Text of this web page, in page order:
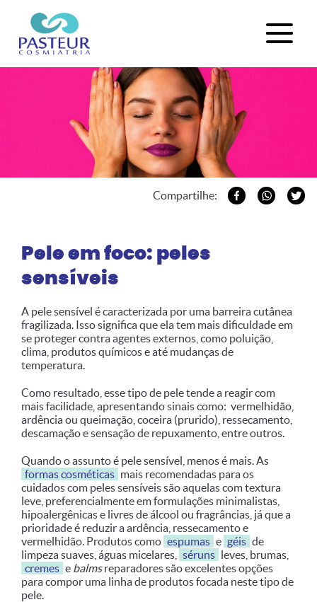
Compartilhe:
Pele em foco: peles
sensíveis
A pele sensível é caracterizada por uma barreira cutânea
fragilizada. Isso significa que ela tem mais dificuldade em
se proteger contra agentes externos, como poluição,
clima, produtos químicos e até mudanças de
temperatura.
Como resultado, esse tipo de pele tende a reagir com
mais facilidade, apresentando sinais como: vermelhidão,
ardência ou queimação, coceira (prurido), ressecamento,
descamação e sensação de repuxamento, entre outros.
Quando o assunto é pele sensível, menos é mais. As
formas cosméticas mais recomendadas para os
cuidados com peles sensíveis são aquelas com textura
leve, preferencialmente em formulações minimalistas,
hipoalergênicas e livres de álcool ou fragrâncias, já que a
prioridade é reduzir a ardência, ressecamento e
vermelhidão. Produtos como espumas e géis de
limpeza suaves, águas micelares,
séruns leves, brumas,
cremes e balmsreparadores são excelentes opções
para compor uma linha de produtos focada neste tipo de
pele.